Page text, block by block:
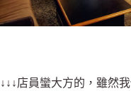
↓↓↓店員蠻大方的，雖然